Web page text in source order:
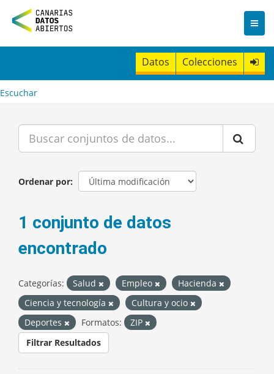
n
t
Datos Colecciones
Escuchar
Ordenar por
1 conjunto de datos
encontrado
Categorías: Salud Empleo
Hacienda
Ciencia y tecnología
Cultura y ocio
Deportes
Formatos:
ZIP
Filtrar Resultados